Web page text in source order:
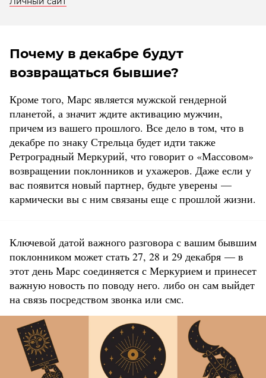
Почему в декабре будут
возвращаться бывшие?
Кроме того, Марс является мужской гендерной
планетой, а значит ждите активацию мужчин,
причем из вашего прошлого. Все дело в том, что в
декабре по знаку Стрельца будет идти также
Ретроградный Меркурий, что говорит о «Массовом»
возвращении поклонников и ухажеров. Даже если у
вас появится новый партнер, будьте уверены —
кармически вы с ним связаны еще с прошлой жизни.
Ключевой датой важного разговора с вашим бывшим
поклонником может стать 27, 28 и 29 декабря — в
этот день Марс соединяется с Меркурием и принесет
важную новость по поводу него. либо он сам выйдет
на связь посредством звонка или смс.